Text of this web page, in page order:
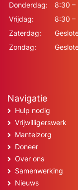
Donderdag:
8:30 –
Vrijdag:
8:30 –
Zaterdag:
Zondag:
Navigatie
Hulp nodig
Vrijwilligerswerk
Mantelzorg
Doneer
Over ons
Samenwerking
Nieuws